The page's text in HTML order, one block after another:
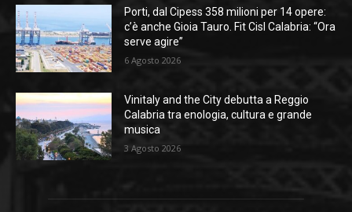
Porti, dal Cipess 358 milioni per 14 opere:
c’è anche Gioia Tauro. Fit Cisl Calabria: “Ora
serve agire”
6 Agosto 2026
Vinitaly and the City debutta a Reggio
Calabria tra enologia, cultura e grande
musica
3 Agosto 2026